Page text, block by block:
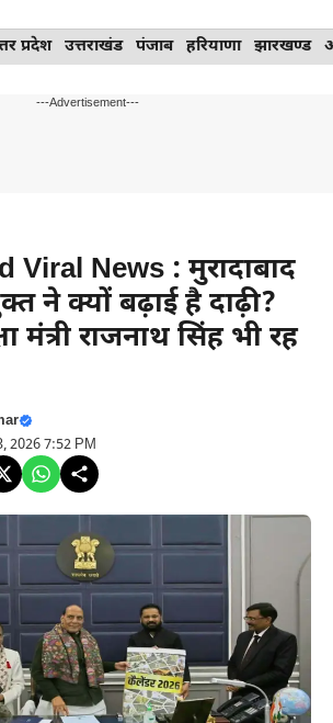
प्रदेश उत्तराखंड पंजाब हरियाणा झारखण्ड
---Advertisement---
Viral News : मुरादाबाद
ने क्यों बढ़ाई है दाढ़ी?
मंत्री राजनाथ सिंह भी रह
2026 7:52 PM